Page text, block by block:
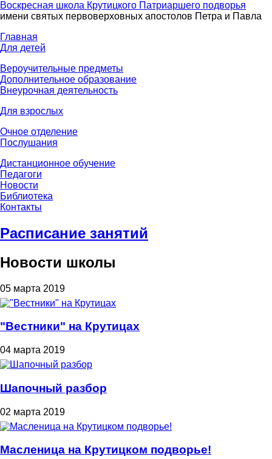
Воскресная школа Крутицкого Патриаршего подворья
имени святых первоверховных апостолов Петра и Павла
Главная
Для детей
Вероучительные предметы
Дополнительное образование
Внеурочная деятельность
Для взрослых
Очное отделение
Послушания
Дистанционное обучение
Педагоги
Новости
Библиотека
Контакты
Расписание занятий
Новости школы
05 марта 2019
"Вестники" на Крутицах
04 марта 2019
Шапочный разбор
02 марта 2019
Масленица на Крутицком подворье!